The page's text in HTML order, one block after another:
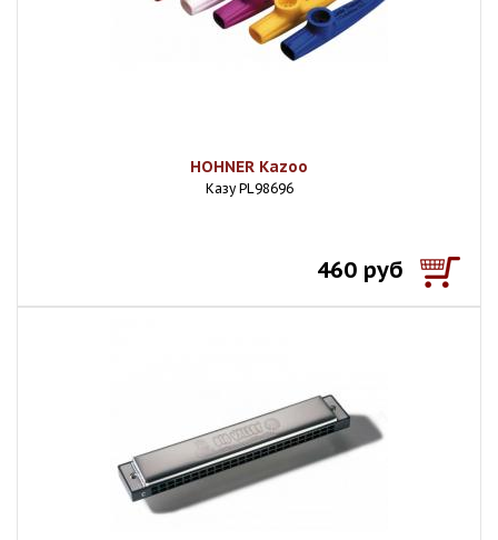
HOHNER Kazoo
Казу PL98696
460 руб